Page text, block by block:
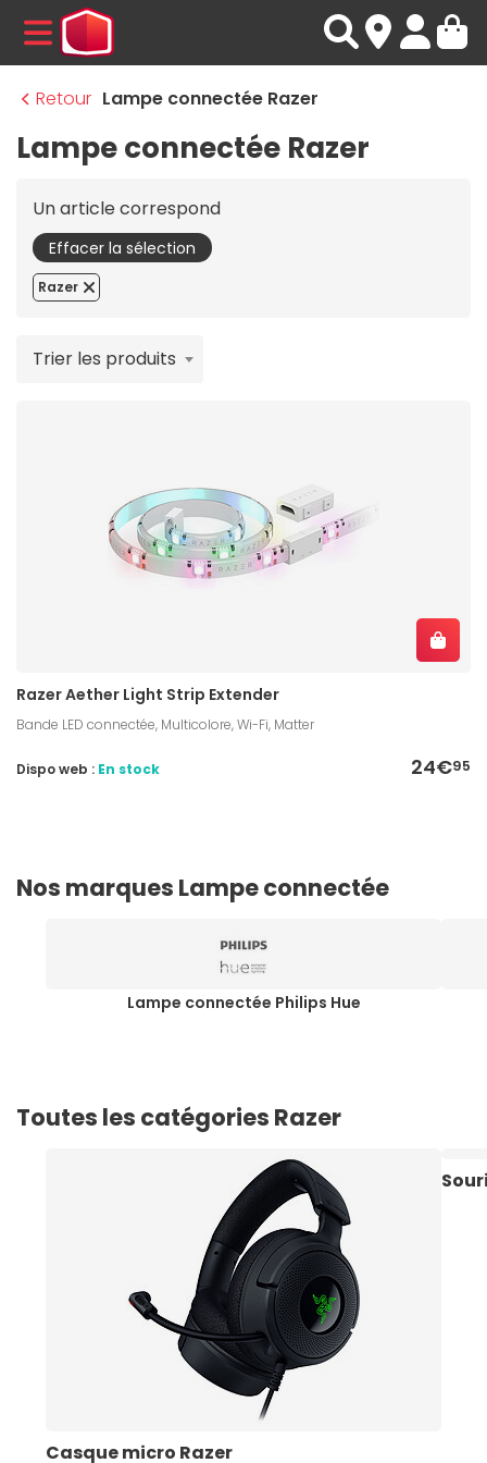
MENU
Retour Lampe connectée Razer
Lampe connectée Razer
Un article correspond
Effacer la sélection
Razer
Trier les produits
Razer Aether Light Strip Extender
Bande LED connectée, Multicolore, Wi-Fi, Matter
24€95
Dispo web : En stock
Nos marques Lampe connectée
Lampe connectée Philips Hue
Toutes les catégories Razer
Casque micro Razer